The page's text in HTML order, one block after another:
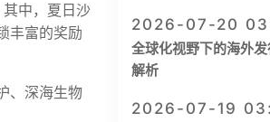
中，夏日沙
丰富的奖励
、深海生物
2026-07-20
全球化视野下的海外
解析
2026-07-19